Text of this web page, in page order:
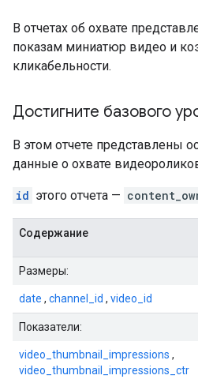
В отчетах об охвате
показам миниатюр видео и
кликабельности.
Достигните базового
В этом отчете представлены
данные о охвате
id этого отчета —
Содержание
Размеры:
date , channel_id , video_id
Показатели:
video_thumbnail_impressions ,
video_thumbnail_impressions_ctr